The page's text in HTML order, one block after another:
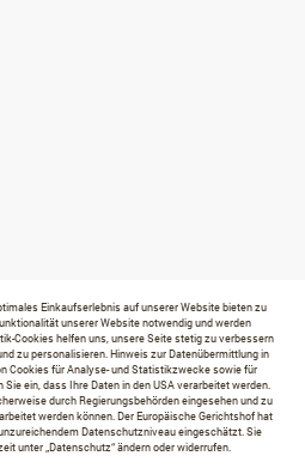
Einkaufserlebnis auf unserer Website bieten zu
unserer Website notwendig und werden
Cookies helfen uns, unsere Seite stetig zu verbessern
zu personalisieren. Hinweis zur Datenübermittlung in
Cookies für Analyse- und Statistikzwecke sowie für
ein, dass Ihre Daten in den USA verarbeitet werden.
durch Regierungsbehörden eingesehen und zu
werden können. Der Europäische Gerichtshof hat
Datenschutzniveau eingeschätzt. Sie
unter „Datenschutz“ ändern oder widerrufen.